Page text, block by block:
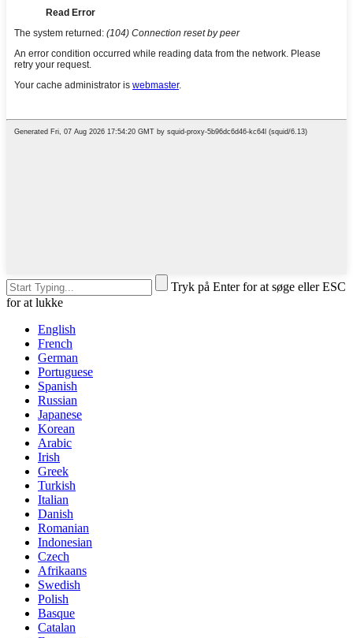
Tryk på Enter for at søge eller ESC
for at lukke
English
French
German
Portuguese
Spanish
Russian
Japanese
Korean
Arabic
Irish
Greek
Turkish
Italian
Danish
Romanian
Indonesian
Czech
Afrikaans
Swedish
Polish
Basque
Catalan